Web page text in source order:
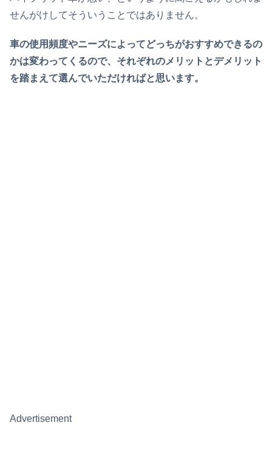
せんがけしてそういうことではありません。
車の使用頻度やニーズによってどっちがおすすめできるの
かは変わってくるので、それぞれのメリットとデメリット
を踏まえて選んでいただければと思います。
Advertisement